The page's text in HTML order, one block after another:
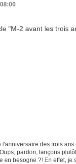
l'anniversaire des trois ans
pardon, lançons
en besogne ?! En effet, je